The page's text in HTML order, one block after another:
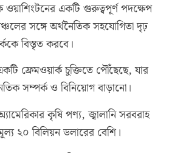
ওয়াশিংটনের একটি গুরুত্বপূর্ণ পদক্ষেপ
সঙ্গে অর্থনৈতিক সহযোগিতা দৃঢ়
বিস্তৃত করবে।
ফ্রেমওয়ার্ক চুক্তিতে পৌঁছেছে, যার
সম্পর্ক ও বিনিয়োগ বাড়ানো।
কৃষি পণ্য, জ্বালানি সরবরাহ
২০ বিলিয়ন ডলারের বেশি।